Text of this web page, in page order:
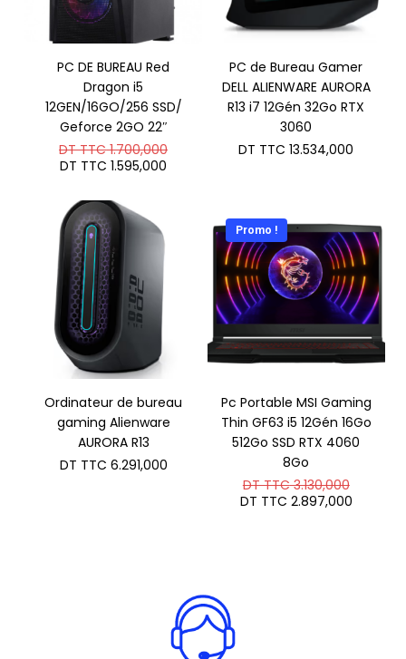
PC DE BUREAU Red
Dragon i5
12GEN/16GO/256 SSD/
Geforce 2GO 22″
DT TTC1.700,000Le
TTC 1.700,000.
DT TTC 1.595,000
TTC 1.595,000.
PC de Bureau Gamer
DELL ALIENWARE AURORA
R13 i7 12Gén 32Go RTX
3060
DT TTC 13.534,000
Ordinateur de bureau
gaming Alienware
AURORA R13
DT TTC 6.291,000
Promo !
Pc Portable MSI Gaming
Thin GF63 i5 12Gén 16Go
512Go SSD RTX 4060
8Go
DT TTC3.130,000Le
prix
initial
DT TTC 2.897,000Le